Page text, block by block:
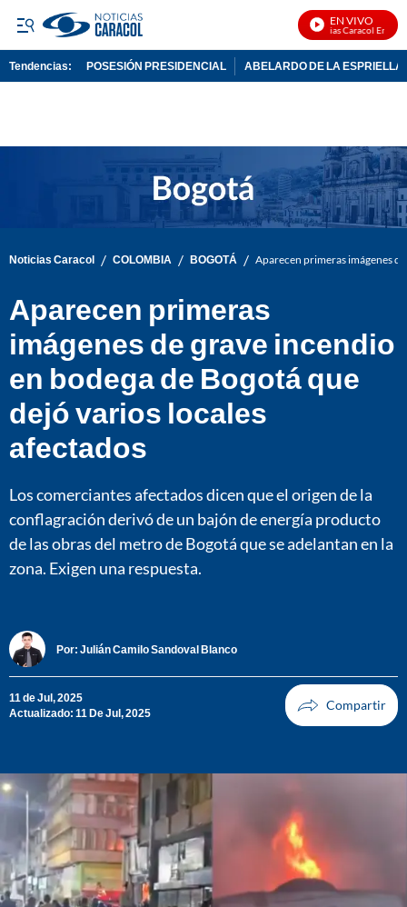
EN VIVO
Noticias Caracol En Vivo
Tendencias: POSESIÓN PRESIDENCIAL ABELARDO DE LA ESPRIELLA
Noticias Caracol / COLOMBIA / BOGOTÁ / Aparecen primeras imágenes
Aparecen primeras
imágenes de grave incendio
en bodega de Bogotá que
dejó varios locales
afectados
Los comerciantes afectados dicen que el origen de la
conflagración derivó de un bajón de energía producto
de las obras del metro de Bogotá que se adelantan en la
zona. Exigen una respuesta.
Por: Julián Camilo Sandoval Blanco
11 de Jul, 2025
Actualizado: 11 De Jul, 2025